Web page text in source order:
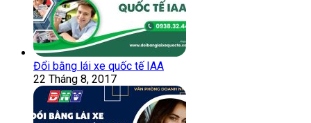
Đổi bằng lái xe quốc tế IAA
22 Tháng 8, 2017